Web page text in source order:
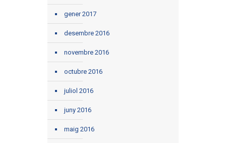
gener 2017
desembre 2016
novembre 2016
octubre 2016
juliol 2016
juny 2016
maig 2016